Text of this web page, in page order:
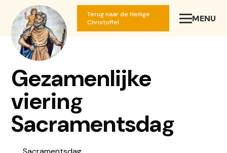
Terug naar de Heilige
Christoffel
MENU
SLUIT
Gezamenlijke
viering
Sacramentsdag